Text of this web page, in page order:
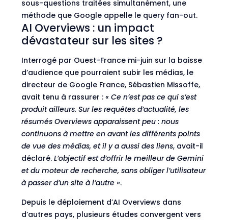
sous-questions traitées simultanément, une
méthode que Google appelle le query fan-out.
AI Overviews : un impact
dévastateur sur les sites ?
Interrogé par Ouest-France mi-juin sur la baisse
d’audience que pourraient subir les médias, le
directeur de Google France, Sébastien Missoffe,
avait tenu à rassurer : « Ce n’est pas ce qui s’est
produit ailleurs. Sur les requêtes d’actualité, les
résumés Overviews apparaissent peu : nous
continuons à mettre en avant les différents points
de vue des médias, et il y a aussi des liens, avait-il
déclaré. L’objectif est d’offrir le meilleur de Gemini
et du moteur de recherche, sans obliger l’utilisateur
à passer d’un site à l’autre ».
Depuis le déploiement d’AI Overviews dans
d’autres pays, plusieurs études convergent vers